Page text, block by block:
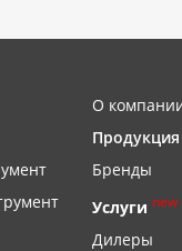
О
Продукция
Бренды
Услуги new
Дилеры